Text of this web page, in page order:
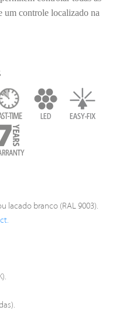
um controle localizado na
lacado branco (RAL 9003).